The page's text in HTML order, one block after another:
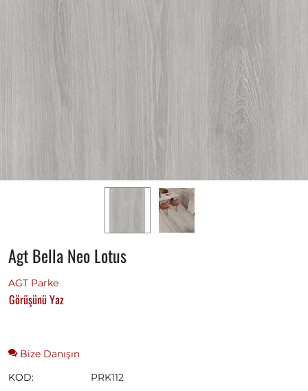
Agt Bella Neo Lotus
AGT Parke
Görüşünü Yaz
Bize Danışın
KOD:
PRK112